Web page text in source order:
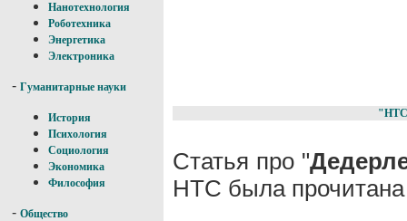
Нанотехнология
Роботехника
Энергетика
Электроника
- Гуманитарные науки
История
Психология
Социология
Экономика
Философия
- Общество
Статья про "
НТС была прочитана